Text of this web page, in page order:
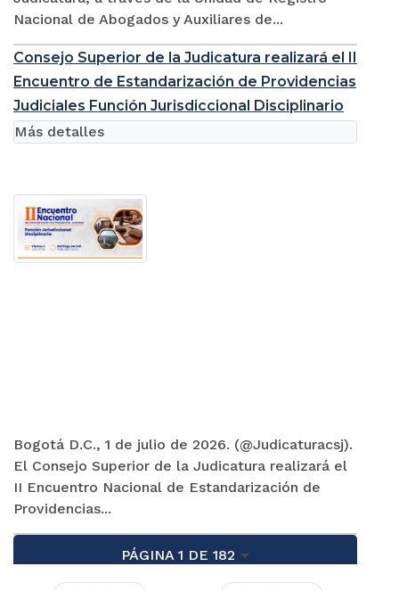
Nacional de Abogados y Auxiliares de...
Consejo Superior de la Judicatura realizará el II
Encuentro de Estandarización de Providencias
Judiciales Función Jurisdiccional Disciplinario
Bogotá D.C., 1 de julio de 2026. (@Judicaturacsj).
El Consejo Superior de la Judicatura realizará el
II Encuentro Nacional de Estandarización de
Providencias...
Más detalles
PÁGINA 1 DE 182